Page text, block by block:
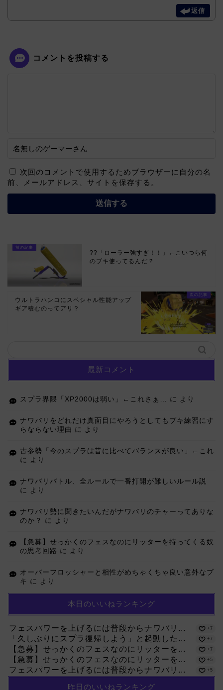
返信
コメントを投稿する
次回のコメントで使用するためブラウザーに自分の名
前、メールアドレス、サイトを保存する。
??「ローラー強すぎ！！」←こいつら何
のブキ使ってるんだ？
ウルトラハンコにスペシャル性能アップ
ギア積むのってアリ？
最新コメント
スプラ界隈「XP2000は弱い」←これさぁ… に より
ナワバリをどれだけ真面目にやろうとしてもブキ練習にす
らならない理由 に より
古参勢「今のスプラは昔に比べてバランスが良い」←これ
に
より
ナワバリバトル、全ルールで一番打開が難しいルール説
に
より
ナワバリ勢に聞きたいんだがナワバリのチャーってありな
のか？
に より
【急募】せっかくのフェスなのにリッターを持ってくる奴
の思考回路 に より
オーバーフロッシャーと相性がめちゃくちゃ良い意外なブ
キ に より
本日のいいねランキング
フェスパワーを上げるには普段からナワバリ... +7
「久しぶりにスプラ復帰しよう」と起動した... +7
【急募】せっかくのフェスなのにリッターを... +7
【急募】せっかくのフェスなのにリッターを... +5
フェスパワーを上げるには普段からナワバリ... +5
昨日のいいねランキング